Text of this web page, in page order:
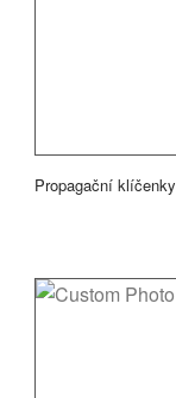
Propagační klíčenky